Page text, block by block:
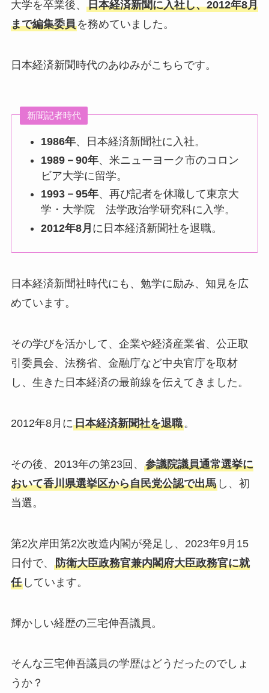
大学を卒業後、 日本経済新聞に入社し、2012年8月
まで編集委員を務めていました。
日本経済新聞時代のあゆみがこちらです。
新聞記者時代
1986年、日本経済新聞社に入社。
1989－90年、米ニューヨーク市のコロン
ビア大学に留学。
1993－95年、再び記者を休職して東京大
学・大学院 法学政治学研究科に入学。
2012年8月 に日本経済新聞社を退職。
日本経済新聞社時代にも、勉学に励み、知見を広
めています。
その学びを活かして、企業や経済産業省、公正取
引委員会、法務省、金融庁など中央官庁を取材
し、生きた日本経済の最前線を伝えてきました。
2012年8月に日本経済新聞社を退職。
その後、2013年の第23回、 参議院議員通常選挙に
おいて香川県選挙区から自民党公認で出馬し、初
当選。
第2次岸田第2次改造内閣が発足し、2023年9月15
日付で、 防衛大臣政務官兼内閣府大臣政務官に就
任しています。
輝かしい経歴の三宅伸吾議員。
そんな三宅伸吾議員の学歴はどうだったのでしょ
うか？